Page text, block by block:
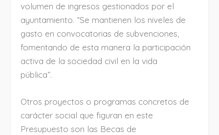
volumen de ingresos gestionados por el
ayuntamiento. “Se mantienen los niveles de
gasto en convocatorias de subvenciones,
fomentando de esta manera la participación
activa de la sociedad civil en la vida
pública”.
Otros proyectos o programas concretos de
carácter social que figuran en este
Presupuesto son las Becas de